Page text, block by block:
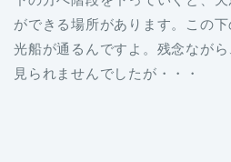
ができる場所があります。この
光船が通るんですよ。残念なが
見られませんでしたが・・・